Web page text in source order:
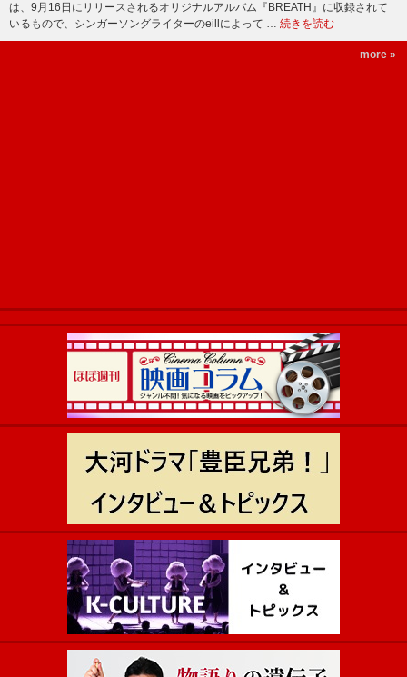
は、9月16日にリリースされるオリジナルアルバム『BREATH』に収録されて
いるもので、シンガーソングライターのeillによって … 続きを読む
more »